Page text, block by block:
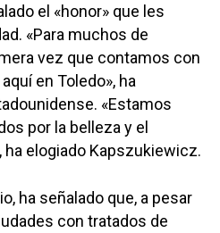
el «honor» que les
«Para muchos de
vez que contamos con
en Toledo», ha
«Estamos
por la belleza y el
elogiado Kapszukiewicz.
ha señalado que, a pesar
con tratados de